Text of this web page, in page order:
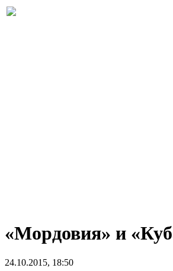
«Мордовия» и
24.10.2015, 18:50